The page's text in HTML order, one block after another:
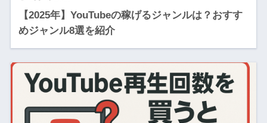
【2025年】YouTubeの稼げるジャンルは？おすす
めジャンル8選を紹介